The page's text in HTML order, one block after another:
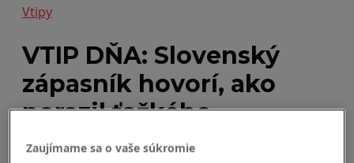
Vtipy
VTIP DŇA: Slovenský
zápasník hovorí, ako
porazil ťažkého
cudzinca…
Zaujímame sa o vaše súkromie